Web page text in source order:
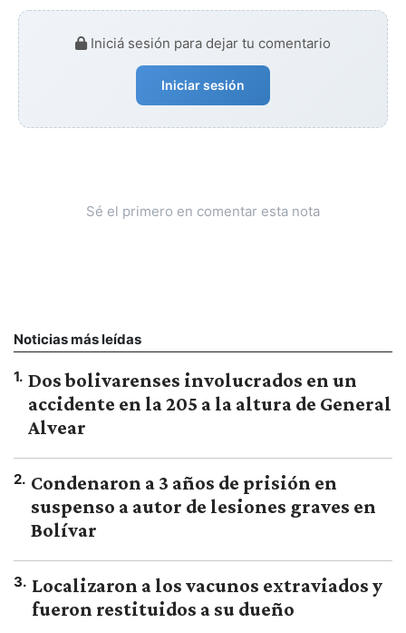
Iniciá sesión para dejar tu comentario
Iniciar sesión
Sé el primero en comentar esta nota
Noticias más leídas
1. Dos bolivarenses involucrados en un
accidente en la 205 a la altura de General
Alvear
2. Condenaron a 3 años de prisión en
suspenso a autor de lesiones graves en
Bolívar
3. Localizaron a los vacunos extraviados y
fueron restituidos a su dueño